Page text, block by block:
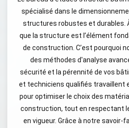
spécialisé dans le
structures robustes et durables.
que la structure est l’élément
de construction. C’est pourquoi
des méthodes d'analyse
sécurité et la pérennité de vos
et techniciens qualifiés travaillent
pour optimiser le choix des
construction, tout en respectant
en vigueur. Grâce à notre savoir-